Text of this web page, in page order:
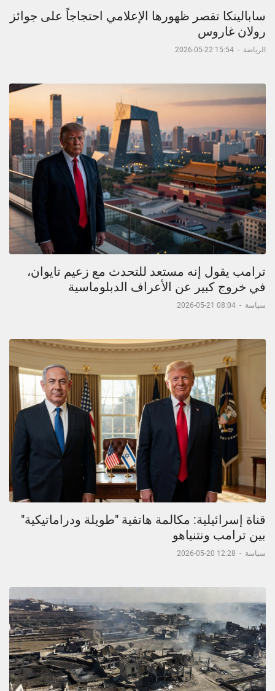
سابالينكا تقصر ظهورها الإعلامي احتجاجاً على جوائز
رولان غاروس
الرياضة -
15:54 22-05-2026
ترامب يقول إنه مستعد للتحدث مع زعيم تايوان،
في خروج كبير عن الأعراف الدبلوماسية
سياسة -
08:04 21-05-2026
قناة إسرائيلية: مكالمة هاتفية "طويلة ودراماتيكية"
بين ترامب ونتنياهو
سياسة -
12:28 20-05-2026